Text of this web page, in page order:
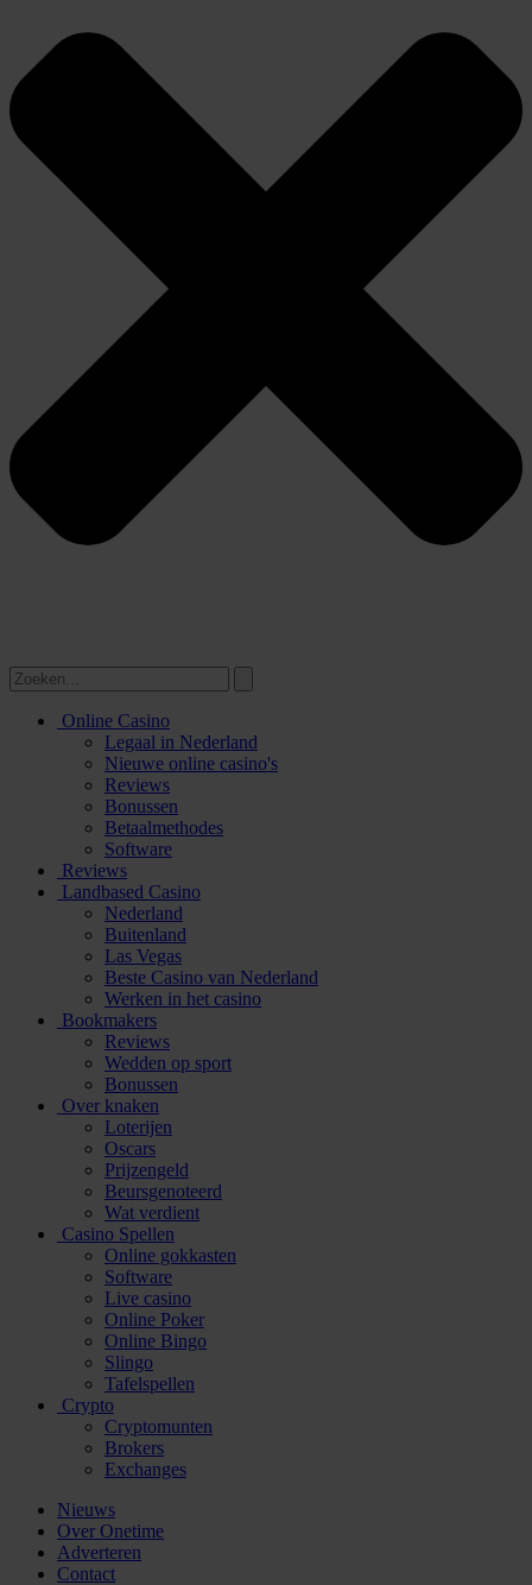
Online Casino
Legaal in Nederland
Nieuwe online casino's
Reviews
Bonussen
Betaalmethodes
Software
Reviews
Landbased Casino
Nederland
Buitenland
Las Vegas
Beste Casino van Nederland
Werken in het casino
Bookmakers
Reviews
Wedden op sport
Bonussen
Over knaken
Loterijen
Oscars
Prijzengeld
Beursgenoteerd
Wat verdient
Casino Spellen
Online gokkasten
Software
Live casino
Online Poker
Online Bingo
Slingo
Tafelspellen
Crypto
Cryptomunten
Brokers
Exchanges
Nieuws
Over Onetime
Adverteren
Contact